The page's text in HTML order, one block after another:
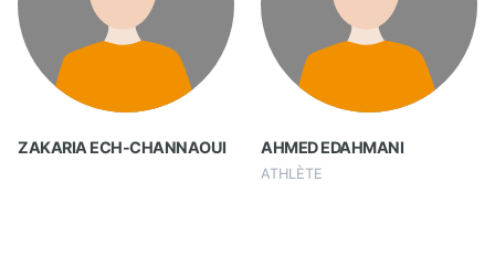
ZAKARIA ECH-CHANNAOUI AHMED EDAHMANI
ATHLÈTE